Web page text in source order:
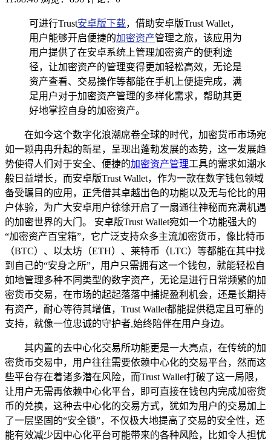
可进行Trust安卓版下载，借助安卓版Trust Wallet，
用户能够开启便捷的加密资产管理之旅，该应用为
用户提供了在安卓系统上管理加密资产的便利途
径，让加密资产的管理变得更加轻松高效，无论是
资产查看、交易操作等都能在手机上便捷完成，满
足用户对于加密资产管理的多样化需求，帮助其更
好地掌控自身的加密资产。
在如今这个数字化浪潮席卷全球的时代，加密货币市场宛
如一颗冉冉升起的新星，呈现出蓬勃发展的态势，这一发展趋
势使得人们对于安全、便捷的加密资产管理工具的需求如潮水
般日益增长，而安卓版Trust Wallet，作为一款在数字钱包领域
备受瞩目的应用，正凭借其卓越出色的功能以及无与伦比的用
户体验，为广大安卓用户徐徐开启了一扇通往神秘而充满机遇
的加密世界的大门。 安卓版Trust Wallet宛如一个功能强大的
“加密资产百宝箱”，它广泛支持众多主流加密货币，像比特币
（BTC）、以太坊（ETH）、莱特币（LTC）等都能在其中找
到自己的“安身之所”，用户只需拥有这一个钱包，就能轻松自
如地管理多种不同类型的数字资产，无论是进行日常频繁的加
密货币交易，在市场的起起落落中捕捉盈利机会，还是长期持
有资产，耐心等待其增值，Trust Wallet都能提供稳定且可靠的
支持，就像一位忠诚的守护者,始终陪伴在用户身边。
其内置的去中心化交易所功能更是一大亮点，在传统的加
密货币交易中，用户往往需要依赖中心化的交易平台，然而这
些平台存在着诸多潜在风险，而Trust Wallet打破了这一局限，
让用户无需再依赖中心化平台，即可直接在钱包内完成加密货
币的兑换，这种去中心化的交易方式，犹如为用户的交易加上
了一层坚固的“安全锁”，不仅极大地提高了交易的安全性，还
能有效减少因中心化平台可能带来的各种风险，比如令人担忧